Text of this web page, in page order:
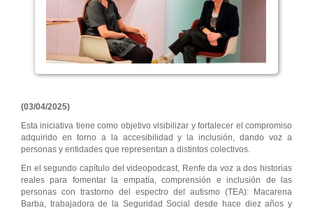
(03/04/2025)
Esta iniciativa tiene como objetivo visibilizar y fortalecer el compromiso
adquirido en torno a la accesibilidad y la inclusión, dando voz a
personas y entidades que representan a distintos colectivos.
En el segundo capítulo del videopodcast, Renfe da voz a dos historias
reales para fomentar la empatía, comprensión e inclusión de las
personas con trastorno del espectro del autismo (TEA): Macarena
Barba, trabajadora de la Seguridad Social desde hace diez años y